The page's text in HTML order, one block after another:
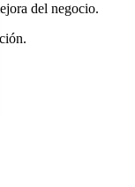
del negocio.